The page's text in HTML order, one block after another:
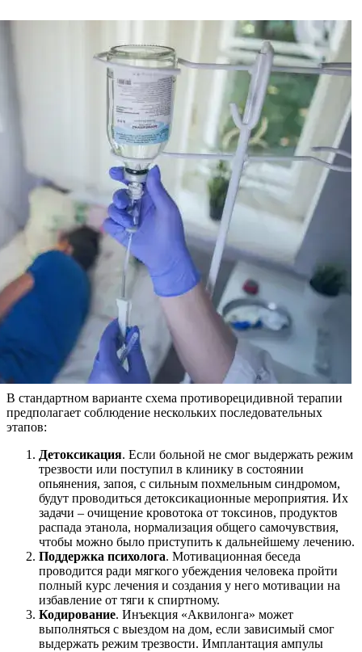
В стандартном варианте схема противорецидивной терапии
предполагает соблюдение нескольких последовательных
этапов:
Детоксикация. Если больной не смог выдержать режим
трезвости или поступил в клинику в состоянии
опьянения, запоя, с сильным похмельным синдромом,
будут проводиться детоксикационные мероприятия. Их
задачи – очищение кровотока от токсинов, продуктов
распада этанола, нормализация общего самочувствия,
чтобы можно было приступить к дальнейшему лечению.
Поддержка психолога. Мотивационная беседа
проводится ради мягкого убеждения человека пройти
полный курс лечения и создания у него мотивации на
избавление от тяги к спиртному.
Кодирование. Инъекция «Аквилонга» может
выполняться с выездом на дом, если зависимый смог
выдержать режим трезвости. Имплантация ампулы